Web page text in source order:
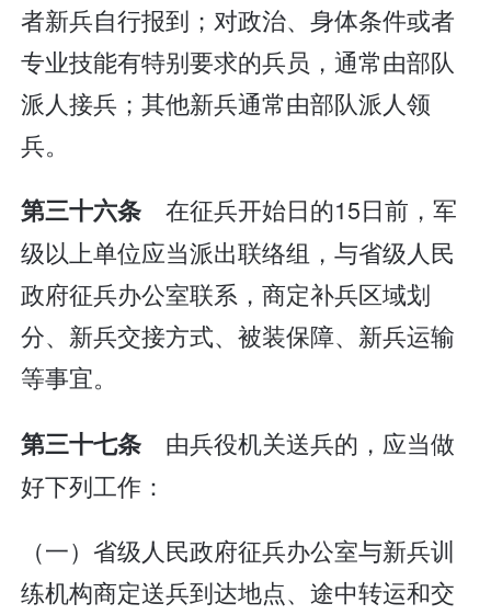
者新兵自行报到；对政治、身体条件或者
专业技能有特别要求的兵员，通常由部队
派人接兵；其他新兵通常由部队派人领
兵。
第三十六条 在征兵开始日的15日前，军
级以上单位应当派出联络组，与省级人民
政府征兵办公室联系，商定补兵区域划
分、新兵交接方式、被装保障、新兵运输
等事宜。
第三十七条 由兵役机关送兵的，应当做
好下列工作：
（一）省级人民政府征兵办公室与新兵训
练机构商定送兵到达地点、途中转运和交